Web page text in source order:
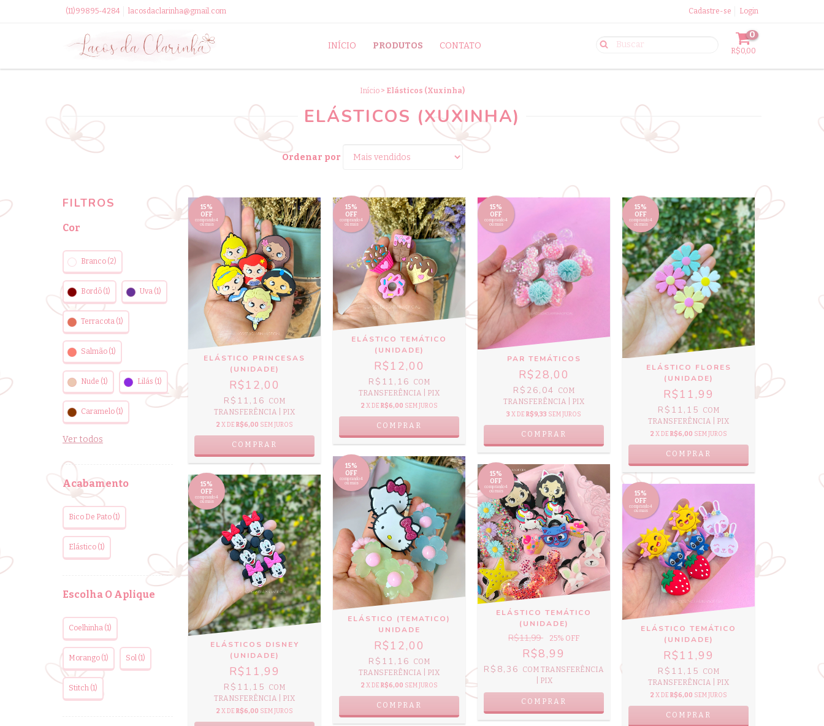
(11)99895-4284 lacosdaclarinha@gmail.com Cadastre-se Login
INÍCIO PRODUTOS CONTATO
0
R$0,00
Início > Elásticos (Xuxinha)
ELÁSTICOS (XUXINHA)
Ordenar por
FILTROS
Cor
Branco (2)
Bordô (1) Uva (1)
Terracota (1)
Salmão (1)
Nude (1) Lilás (1)
Caramelo (1)
Ver todos
Acabamento
Bico De Pato (1)
Elástico (1)
Escolha O Aplique
Coelhinha (1)
Morango (1) Sol (1)
Stitch (1)
15%
OFF
comprando 4
ou mais
ELÁSTICO PRINCESAS
(UNIDADE)
R$12,00
R$11,16
COM
TRANSFERÊNCIA | PIX
2 X DE R$6,00 SEM JUROS
COMPRAR
15%
OFF
comprando 4
ou mais
ELÁSTICO TEMÁTICO
(UNIDADE)
R$12,00
R$11,16
COM
TRANSFERÊNCIA | PIX
2 X DE R$6,00 SEM JUROS
COMPRAR
15%
OFF
comprando 4
ou mais
PAR TEMÁTICOS
R$28,00
R$26,04
COM
TRANSFERÊNCIA | PIX
3 X DER$9,33 SEM JUROS
COMPRAR
15%
OFF
comprando 4
ou mais
ELÁSTICO FLORES
(UNIDADE)
R$11,99
R$11,15
COM
TRANSFERÊNCIA | PIX
2 X DE R$6,00 SEM JUROS
COMPRAR
15%
OFF
comprando 4
ou mais
ELÁSTICOS DISNEY
(UNIDADE)
R$11,99
R$11,15
COM
TRANSFERÊNCIA | PIX
2 X DE R$6,00 SEM JUROS
15%
OFF
comprando 4
ou mais
ELÁSTICO (TEMATICO)
UNIDADE
R$12,00
R$11,16
COM
TRANSFERÊNCIA | PIX
2 X DE R$6,00 SEM JUROS
COMPRAR
15%
OFF
comprando 4
ou mais
ELÁSTICO TEMÁTICO
(UNIDADE)
R$11,99 25% OFF
R$8,99
R$8,36 COM TRANSFERÊNCIA
| PIX
COMPRAR
15%
OFF
comprando 4
ou mais
ELÁSTICO TEMÁTICO
(UNIDADE)
R$11,99
R$11,15
COM
TRANSFERÊNCIA | PIX
2 X DE R$6,00 SEM JUROS
COMPRAR